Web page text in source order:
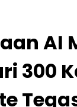
AI
300